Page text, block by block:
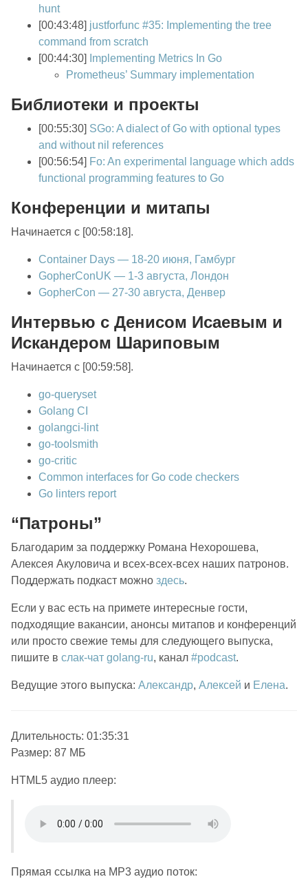
hunt
[00:43:48] justforfunc #35: Implementing the tree
command from scratch
[00:44:30]
Implementing Metrics In Go
Prometheus’ Summary implementation
Библиотеки и проекты
[00:55:30] SGo: A dialect of Go with optional types
and without nil references
[00:56:54] Fo: An experimental language which adds
functional programming features to Go
Конференции и митапы
Начинается с [00:58:18].
Container Days — 18-20 июня, Гамбург
GopherConUK — 1-3 августа, Лондон
GopherCon — 27-30 августа, Денвер
Интервью с Денисом Исаевым и
Искандером Шариповым
Начинается с [00:59:58].
go-queryset
Golang CI
golangci-lint
go-toolsmith
go-critic
Common interfaces for Go code checkers
Go linters report
“Патроны”
Благодарим за поддержку Романа Нехорошева,
Алексея Акуловича и всех-всех-всех наших патронов.
Поддержать подкаст можно здесь.
Если у вас есть на примете интересные гости,
подходящие вакансии, анонсы митапов и конференций
или просто свежие темы для следующего выпуска,
пишите в слак-чат golang-ru, канал #podcast.
Ведущие этого выпуска: Александр, Алексей и Елена.
Длительность: 01:35:31
Размер: 87 МБ
HTML5 аудио плеер:
Прямая ссылка на MP3 аудио поток: